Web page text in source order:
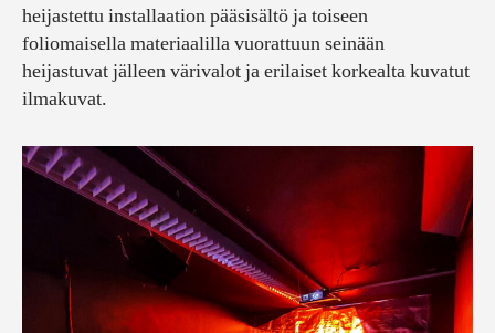
heijastettu installaation pääsisältö ja toiseen
foliomaisella materiaalilla vuorattuun seinään
heijastuvat jälleen värivalot ja erilaiset korkealta kuvatut
ilmakuvat.